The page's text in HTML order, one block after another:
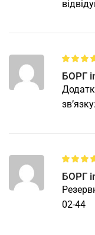
БОРГ
зв’язку:
БОРГ
02-44